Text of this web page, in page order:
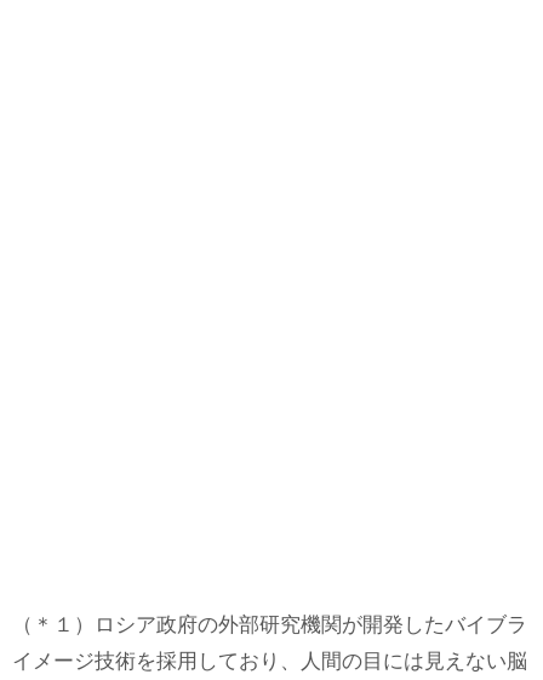
（＊１）ロシア政府の外部研究機関が開発したバイブラ
イメージ技術を採用しており、人間の目には見えない脳